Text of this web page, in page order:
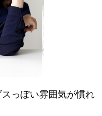
っぽい雰囲気が慣れ